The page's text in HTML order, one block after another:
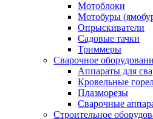
Мотоблоки
Мотобуры
Опрыскиватели
Садовые тачки
Триммеры
Сварочное
Аппараты для
Кровельные
Плазморезы
Сварочные
Строительное